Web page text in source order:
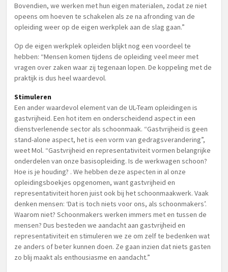
Bovendien, we werken met hun eigen materialen, zodat ze niet
opeens om hoeven te schakelen als ze na afronding van de
opleiding weer op de eigen werkplek aan de slag gaan.”
Op de eigen werkplek opleiden blijkt nog een voordeel te
hebben: “Mensen komen tijdens de opleiding veel meer met
vragen over zaken waar zij tegenaan lopen. De koppeling met de
praktijk is dus heel waardevol.
Stimuleren
Een ander waardevol element van de UL-Team opleidingen is
gastvrijheid. Een hot item en onderscheidend aspect in een
dienstverlenende sector als schoonmaak. “Gastvrijheid is geen
stand-alone aspect, het is een vorm van gedragsverandering”,
weet Mol. “Gastvrijheid en representativiteit vormen belangrijke
onderdelen van onze basisopleiding. Is de werkwagen schoon?
Hoe is je houding? . We hebben deze aspecten in al onze
opleidingsboekjes opgenomen, want gastvrijheid en
representativiteit horen juist ook bij het schoonmaakwerk. Vaak
denken mensen: ‘Dat is toch niets voor ons, als schoonmakers’.
Waarom niet? Schoonmakers werken immers met en tussen de
mensen? Dus besteden we aandacht aan gastvrijheid en
representativiteit en stimuleren we ze om zelf te bedenken wat
ze anders of beter kunnen doen. Ze gaan inzien dat niets gasten
zo blij maakt als enthousiasme en aandacht.”